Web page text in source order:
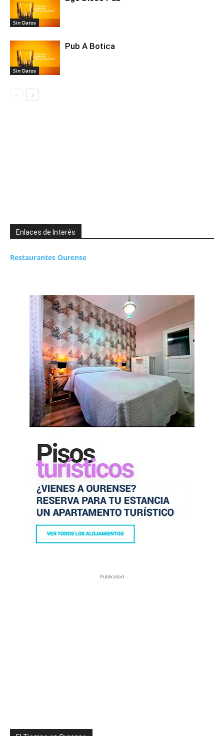
Sin Datos
Sin Datos
Pub A Botica
Enlaces de Interés
Restaurantes Ourense
Publicidad